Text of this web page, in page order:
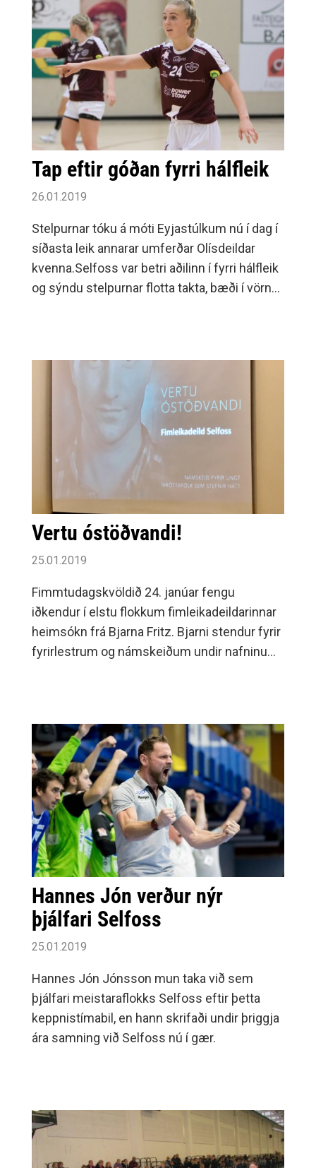
Tap eftir góðan fyrri hálfleik
26.01.2019
Stelpurnar tóku á móti Eyjastúlkum nú í dag í
síðasta leik annarar umferðar Olísdeildar
kvenna.Selfoss var betri aðilinn í fyrri hálfleik
og sýndu stelpurnar flotta takta, bæði í vörn
Vertu óstöðvandi!
25.01.2019
Fimmtudagskvöldið 24. janúar fengu
iðkendur í elstu flokkum fimleikadeildarinnar
heimsókn frá Bjarna Fritz. Bjarni stendur fyrir
fyrirlestrum og námskeiðum undir nafninu
sér, markmiðasetningu, mótlæti, að gera sitt
allra besta, sjálfstraust og um hugarfar
íþróttamanns. Iðkendurnir hlustuðu af mikilli
athygli og gengu ánægðir út, með mikilvægan
fróðleik í farteskinu.
Hannes Jón verður nýr
þjálfari Selfoss
25.01.2019
Hannes Jón Jónsson mun taka við sem
þjálfari meistaraflokks Selfoss eftir þetta
keppnistímabil, en hann skrifaði undir þriggja
ára samning við Selfoss nú í gær.